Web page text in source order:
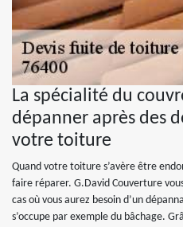
La spécialité du
dépanner après des
votre toiture
Quand votre toiture s’avère être
faire réparer. G.David Couverture
cas où vous aurez besoin d’un
s’occupe par exemple du bâchage.